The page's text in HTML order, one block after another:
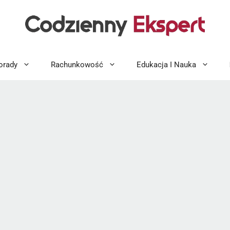
Rachunkowość Edukacja I Nauka